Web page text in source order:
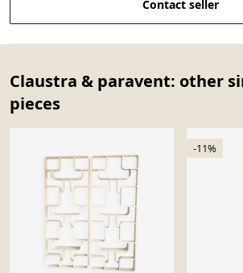
Contact seller
Claustra & paravent: other
pieces
-11%